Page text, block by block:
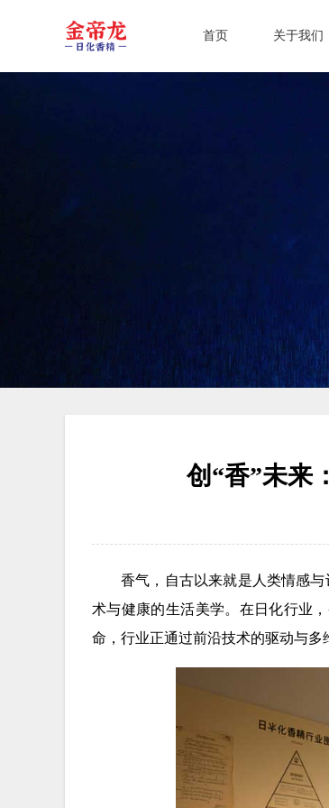
首页 关于我们
创“香”未来
香气，自古以来就是人类情感
术与健康的生活美学。在日化行业
命，行业正通过前沿技术的驱动与多